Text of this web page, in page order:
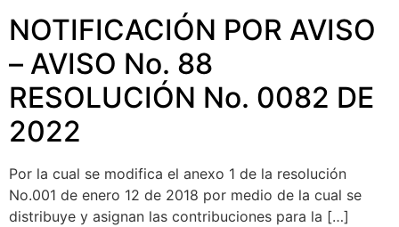
NOTIFICACIÓN POR AVISO
– AVISO No. 88
RESOLUCIÓN No. 0082 DE
2022
Por la cual se modifica el anexo 1 de la resolución
No.001 de enero 12 de 2018 por medio de la cual se
distribuye y asignan las contribuciones para la […]